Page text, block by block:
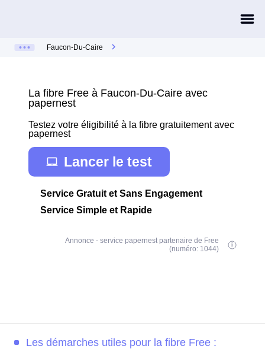
Faucon-Du-Caire
La fibre Free à Faucon-Du-Caire avec
papernest
Testez votre éligibilité à la fibre gratuitement avec
papernest
Lancer le test
Service Gratuit et Sans Engagement
Service Simple et Rapide
Annonce - service papernest partenaire de Free
(numéro: 1044)
Les démarches utiles pour la fibre Free :